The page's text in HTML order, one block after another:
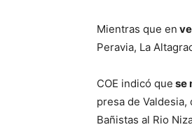
Mientras que en
Peravia, La
COE indicó que se
presa de
Bañistas al Rio